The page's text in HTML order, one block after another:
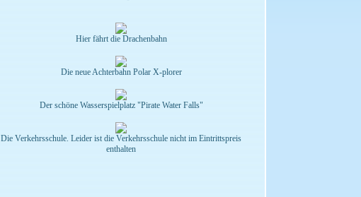
Hier fährt die Drachenbahn
Die neue Achterbahn Polar X-plorer
Der schöne Wasserspielplatz "Pirate Water Falls"
Die Verkehrsschule. Leider ist die Verkehrsschule nicht im Eintrittspreis
enthalten